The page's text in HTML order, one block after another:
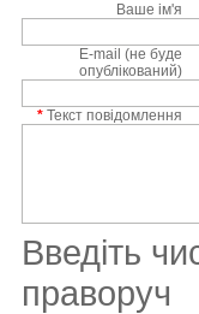
Ваше ім'я
E-mail (не буде
опублікований)
* Текст повідомлення
Введіть
праворуч